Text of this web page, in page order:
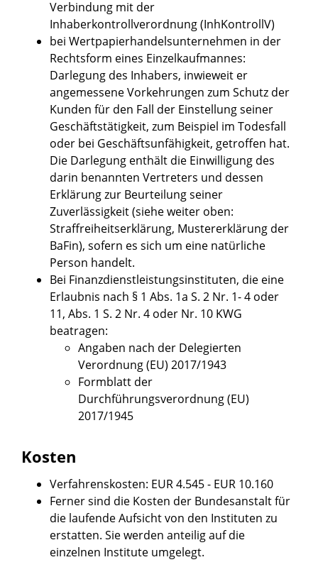
Verbindung mit der
Inhaberkontrollverordnung (InhKontrollV)
bei Wertpapierhandelsunternehmen in der
Rechtsform eines Einzelkaufmannes:
Darlegung des Inhabers, inwieweit er
angemessene Vorkehrungen zum Schutz der
Kunden für den Fall der Einstellung seiner
Geschäftstätigkeit, zum Beispiel im Todesfall
oder bei Geschäftsunfähigkeit, getroffen hat.
Die Darlegung enthält die Einwilligung des
darin benannten Vertreters und dessen
Erklärung zur Beurteilung seiner
Zuverlässigkeit (siehe weiter oben:
Straffreiheitserklärung, Mustererklärung der
BaFin), sofern es sich um eine natürliche
Person handelt.
Bei Finanzdienstleistungsinstituten, die eine
Erlaubnis nach § 1 Abs. 1a S. 2 Nr. 1- 4 oder
11, Abs. 1 S. 2 Nr. 4 oder Nr. 10 KWG
beatragen:
Angaben nach der Delegierten
Verordnung (EU) 2017/1943
Formblatt der
Durchführungsverordnung (EU)
2017/1945
Kosten
Verfahrenskosten: EUR 4.545 - EUR 10.160
Ferner sind die Kosten der Bundesanstalt für
die laufende Aufsicht von den Instituten zu
erstatten. Sie werden anteilig auf die
einzelnen Institute umgelegt.